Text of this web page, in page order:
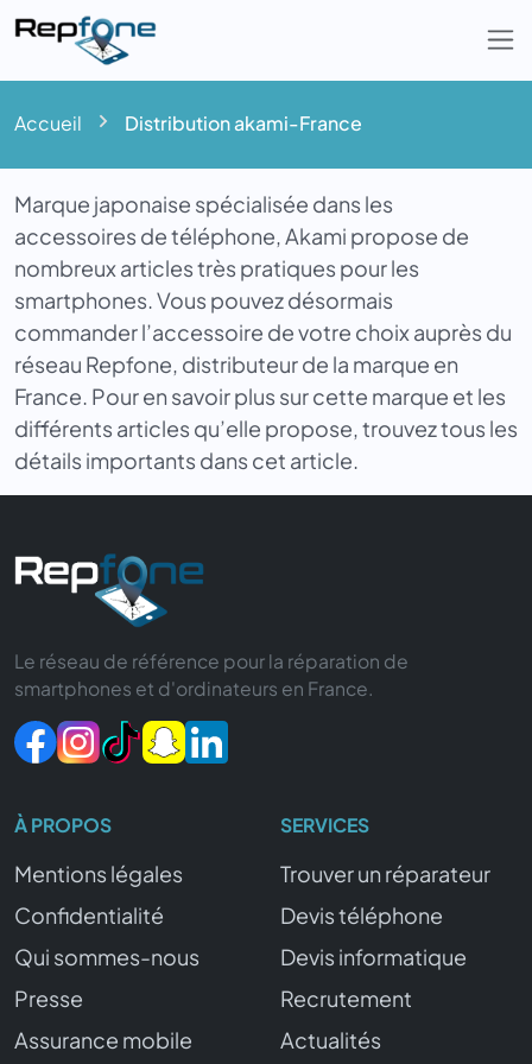
Accueil Distribution akami-France
Marque japonaise spécialisée dans les
accessoires de téléphone, Akami propose de
nombreux articles très pratiques pour les
smartphones. Vous pouvez désormais
commander l’accessoire de votre choix auprès du
réseau Repfone, distributeur de la marque en
France. Pour en savoir plus sur cette marque et les
différents articles qu’elle propose, trouvez tous les
détails importants dans cet article.
Le réseau de référence pour la réparation de
smartphones et d'ordinateurs en France.
À PROPOS
Mentions légales
Confidentialité
Qui sommes-nous
Presse
Assurance mobile
SERVICES
Trouver un réparateur
Devis téléphone
Devis informatique
Recrutement
Actualités